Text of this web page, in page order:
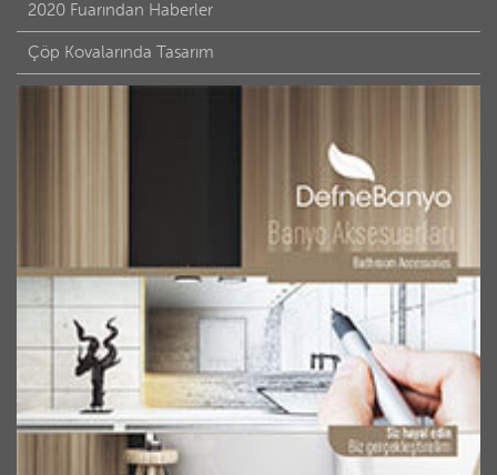
2020 Fuarından Haberler
Çöp Kovalarında Tasarım